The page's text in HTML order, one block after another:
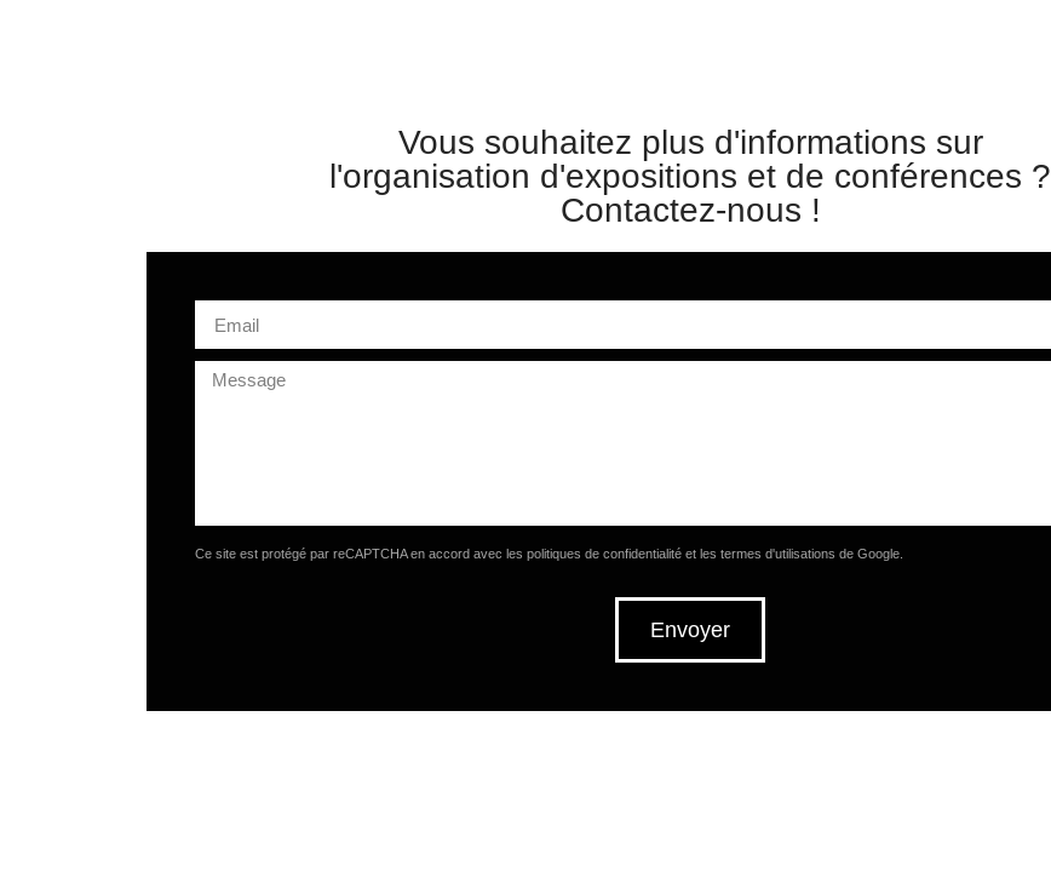
Vous souhaitez plus d'informations sur
l'organisation d'expositions et de conférences ?
Contactez-nous !
Ce site est protégé par reCAPTCHA en accord avec les politiques de confidentialitéet les termes d'utilisations de Google.
Envoyer